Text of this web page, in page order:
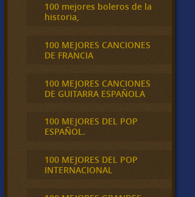
100 mejores boleros de la
historia,
100 MEJORES CANCIONES
DE FRANCIA
100 MEJORES CANCIONES
DE GUITARRA ESPAÑOLA
100 MEJORES DEL POP
ESPAÑOL.
100 MEJORES DEL POP
INTERNACIONAL